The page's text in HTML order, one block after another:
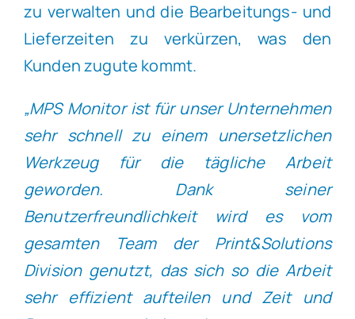
zu verwalten und die Bearbeitungs- und
Lieferzeiten zu verkürzen, was den
Kunden zugute kommt.
„MPS Monitor ist für unser Unternehmen
sehr schnell zu einem unersetzlichen
Werkzeug für die tägliche Arbeit
geworden. Dank seiner
Benutzerfreundlichkeit wird es vom
gesamten Team der Print&Solutions
Division genutzt, das sich so die Arbeit
sehr effizient aufteilen und Zeit und